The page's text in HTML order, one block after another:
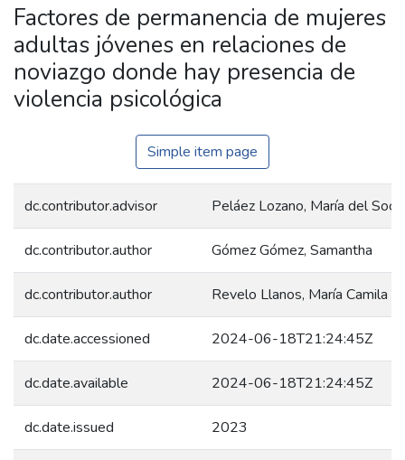
Factores de permanencia de mujeres
adultas jóvenes en relaciones de
noviazgo donde hay presencia de
violencia psicológica
Simple item page
dc.contributor.advisor Peláez Lozano, María del
dc.contributor.author Gómez Gómez, Samantha
dc.contributor.author Revelo Llanos, María Camila
dc.date.accessioned 2024-06-18T21:24:45Z
dc.date.available 2024-06-18T21:24:45Z
dc.date.issued 2023